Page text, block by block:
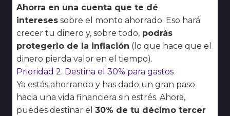
Ahorra en una cuenta que te dé
intereses sobre el monto ahorrado. Eso hará
crecer tu dinero y, sobre todo, podrás
protegerlo de la inflación (lo que hace que el
dinero pierda valor en el tiempo).
Prioridad 2. Destina el 30% para gastos
Ya estás ahorrando y has dado un gran paso
hacia una vida financiera sin estrés. Ahora,
puedes destinar el 30% de tu décimo tercer